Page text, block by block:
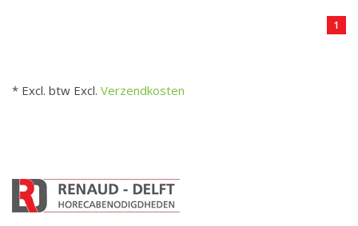
1
* Excl. btw Excl. Verzendkosten